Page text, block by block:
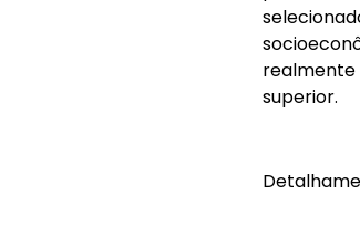
realmente
superior.